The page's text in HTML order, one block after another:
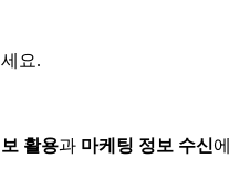
요.
활용과 마케팅 정보 수신에